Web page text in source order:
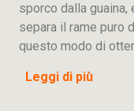
sporco dalla guaina,
separa il rame puro
questo modo di
Leggi di più